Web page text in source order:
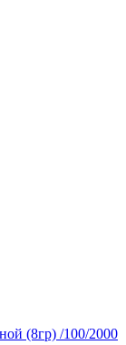
(8гр) /100/2000